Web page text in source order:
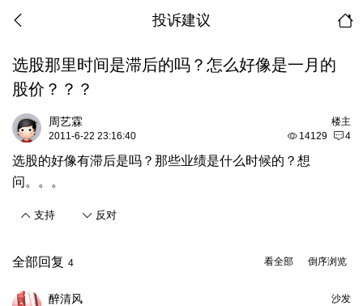
投诉建议
选股那里时间是滞后的吗？怎么好像是一月的
股价？？？
楼主
周艺霖
14129 4
2011-6-22 23:16:40
选股的好像有滞后是吗？那些业绩是什么时候的？想
问。。。
支持 反对
倒序浏览
看全部
全部回复 4
沙发
醉清风